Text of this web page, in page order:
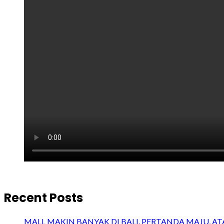
Recent Posts
MALL MAKIN BANYAK DI BALI. PERTANDA MAJU,